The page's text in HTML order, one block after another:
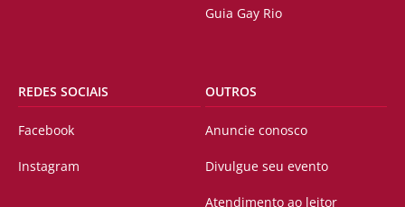
Guia Gay Rio
REDES SOCIAIS
Facebook
Instagram
OUTROS
Anuncie conosco
Divulgue seu evento
Atendimento ao leitor